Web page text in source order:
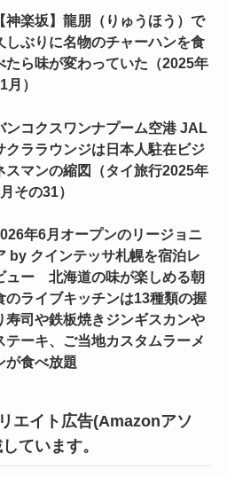
【神楽坂】龍朋（りゅうほう）で
しぶりに名物のチャーハンを食
たら味が変わっていた（2025年
月）
ンコクスワンナプーム空港 JAL
クララウンジは日本人駐在ビジ
スマンの縮図（タイ旅行2025年
その31）
年6月オープンのリージョニ
by クインテッサ札幌を宿泊レ
ュー 北海道の味が楽しめる朝
のライブキッチンは13種類の握
寿司や鉄板焼きジンギスカンや
テーキ、ご当地カスタムラーメ
が食べ放題
エイト広告(Amazonアソ
ています。